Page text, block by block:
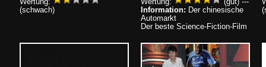
Wertung:
(schwach)
Wertung:
(gut) ---
Information: Der chinesische
Automarkt
Der beste Science-Fiction-Film